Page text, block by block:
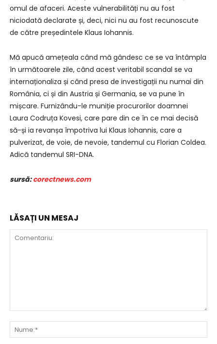
omul de afaceri. Aceste vulnerabilități nu au fost
niciodată declarate și, deci, nici nu au fost recunoscute
de către președintele Klaus Iohannis.
Mă apucă amețeala când mă gândesc ce se va întâmpla
în următoarele zile, când acest veritabil scandal se va
internaționaliza și când presa de investigații nu numai din
România, ci și din Austria și Germania, se va pune în
mișcare. Furnizându-le muniție procurorilor doamnei
Laura Codruța Kovesi, care pare din ce în ce mai decisă
să-și ia revanșa împotriva lui Klaus Iohannis, care a
pulverizat, de voie, de nevoie, tandemul cu Florian Coldea.
Adică tandemul SRI-DNA.
sursă:corectnews.com
LĂSAȚI UN MESAJ